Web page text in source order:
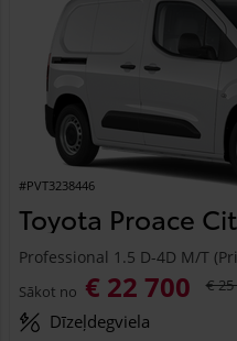
#PVT3238446
Toyota Proace
Professional 1.5 D-4D M/T
Sākot no € 22 700 € 25
Dīzeļdegviela